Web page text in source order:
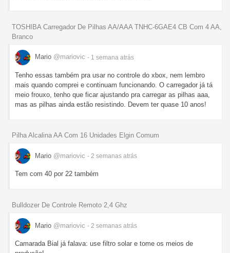
TOSHIBA Carregador De Pilhas AA/AAA TNHC-6GAE4 CB Com 4 AA,
Branco
Mario @mariovic - 1 semana atrás
Tenho essas também pra usar no controle do xbox, nem lembro
mais quando comprei e continuam funcionando. O carregador já tá
meio frouxo, tenho que ficar ajustando pra carregar as pilhas aaa,
mas as pilhas ainda estão resistindo. Devem ter quase 10 anos!
Pilha Alcalina AA Com 16 Unidades Elgin Comum
Mario @mariovic - 2 semanas atrás
Tem com 40 por 22 também
Bulldozer De Controle Remoto 2,4 Ghz
Mario @mariovic - 2 semanas atrás
Camarada Bial já falava: use filtro solar e tome os meios de